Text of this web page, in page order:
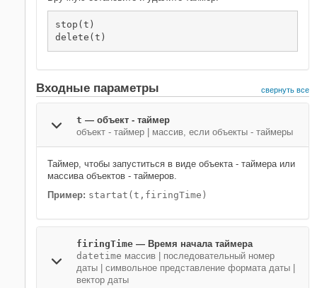
stop(t)
delete(t)
Входные параметры свернуть все
t — объект - таймер
объект - таймер
массив, если объекты - таймеры
Таймер, чтобы запуститься в виде объекта - таймера или
массива объектов - таймеров.
Пример: startat(t,firingTime)
firingTime — Время начала таймера
datetime массив
последовательный номер
даты
символьное представление формата даты
вектор даты